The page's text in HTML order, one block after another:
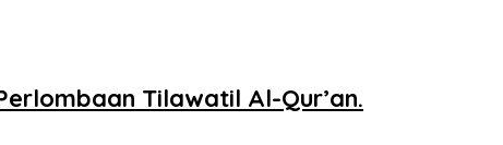
Tilawatil Al-Qur’an.